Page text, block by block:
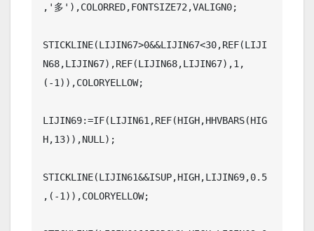
,'多'),COLORRED,FONTSIZE72,VALIGN0;
STICKLINE(LIJIN67>0&&LIJIN67<30,REF(LIJI
N68,LIJIN67),REF(LIJIN68,LIJIN67),1,
(-1)),COLORYELLOW;
LIJIN69:=IF(LIJIN61,REF(HIGH,HHVBARS(HIG
H,13)),NULL);
STICKLINE(LIJIN61&&ISUP,HIGH,LIJIN69,0.5
,(-1)),COLORYELLOW;